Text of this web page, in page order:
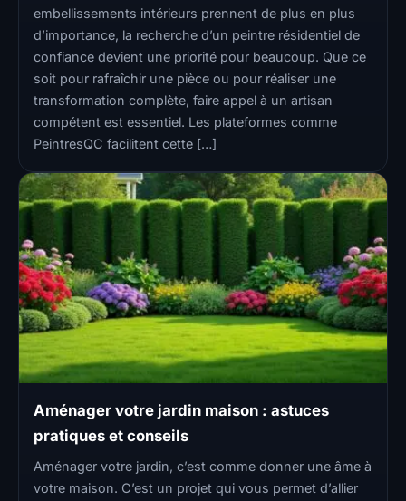
embellissements intérieurs prennent de plus en plus
d’importance, la recherche d’un peintre résidentiel de
confiance devient une priorité pour beaucoup. Que ce
soit pour rafraîchir une pièce ou pour réaliser une
transformation complète, faire appel à un artisan
compétent est essentiel. Les plateformes comme
PeintresQC facilitent cette […]
Aménager votre jardin maison : astuces
pratiques et conseils
Aménager votre jardin, c’est comme donner une âme à
votre maison. C’est un projet qui vous permet d’allier